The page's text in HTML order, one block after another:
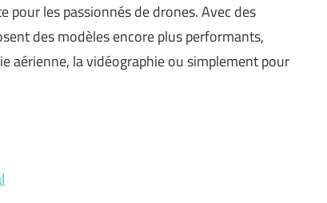
pour les passionnés de drones. Avec des
des modèles encore plus performants,
aérienne, la vidéographie ou simplement pour